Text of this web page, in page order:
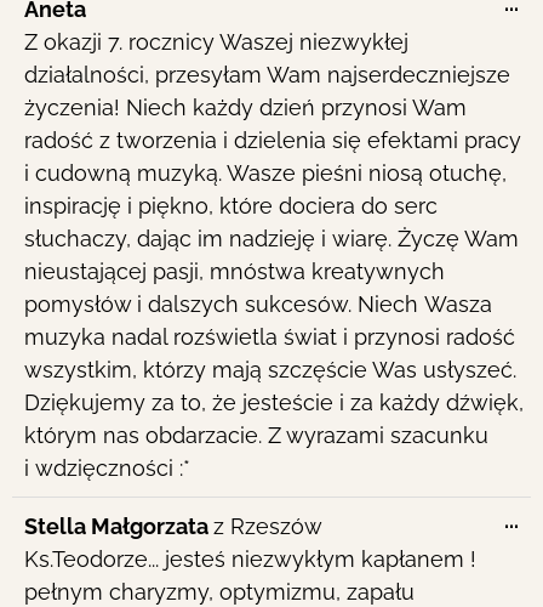
Aneta
Z okazji 7. rocznicy Waszej niezwykłej
działalności, przesyłam Wam najserdeczniejsze
życzenia! Niech każdy dzień przynosi Wam
radość z tworzenia i dzielenia się efektami pracy
i cudowną muzyką. Wasze pieśni niosą otuchę,
inspirację i piękno, które dociera do serc
słuchaczy, dając im nadzieję i wiarę. Życzę Wam
nieustającej pasji, mnóstwa kreatywnych
pomysłów i dalszych sukcesów. Niech Wasza
muzyka nadal rozświetla świat i przynosi radość
wszystkim, którzy mają szczęście Was usłyszeć.
Dziękujemy za to, że jesteście i za każdy dźwięk,
którym nas obdarzacie. Z wyrazami szacunku
i wdzięczności :*
Stella Małgorzataz Rzeszów
Ks.Teodorze... jesteś niezwykłym kapłanem !
pełnym charyzmy, optymizmu, zapału
...